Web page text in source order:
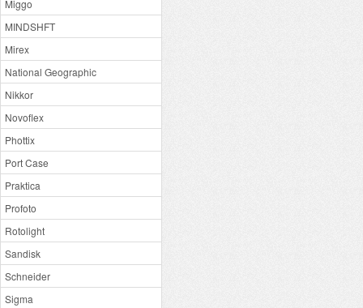
Miggo
MINDSHFT
Mirex
National Geographic
Nikkor
Novoflex
Phottix
Port Case
Praktica
Profoto
Rotolight
Sandisk
Schneider
Sigma